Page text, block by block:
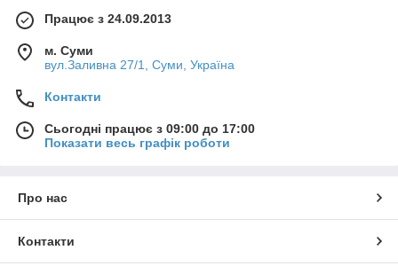
Працює з 24.09.2013
м. Суми
вул.Заливна 27/1, Суми, Україна
Контакти
Сьогодні працює з 09:00 до 17:00
Показати весь графік роботи
Про нас
Контакти